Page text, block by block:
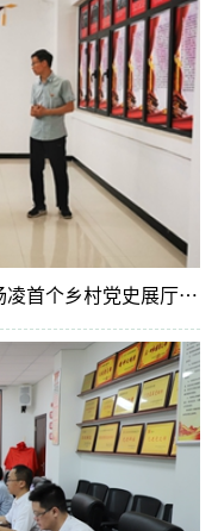
【马克思主义学院】青年教师参与杨凌首个乡村党史展厅建设